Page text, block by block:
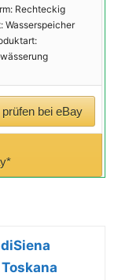
Rechteckig
Wasserspeicher
bei eBay